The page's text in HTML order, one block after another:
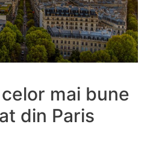
mai bune
din Paris